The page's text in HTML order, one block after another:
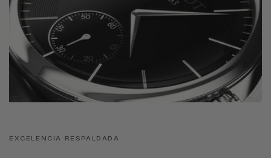
EXCELENCIA RESPALDADA